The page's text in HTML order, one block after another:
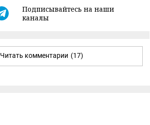
Подписывайтесь на наши
каналы
Читать комментарии (17)